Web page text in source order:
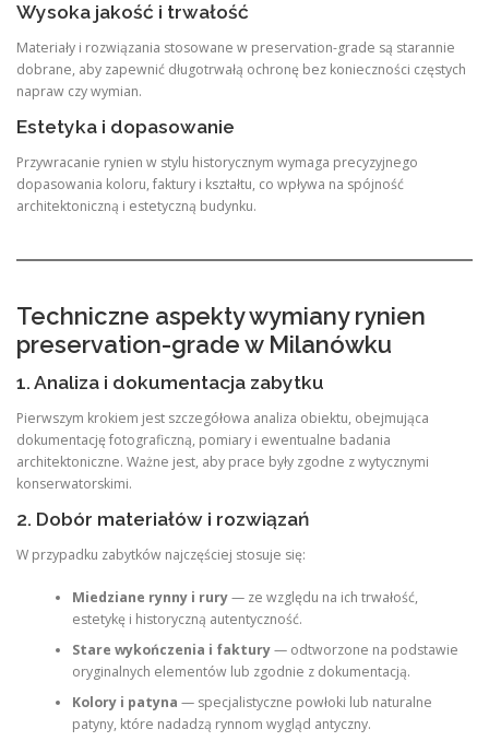
Wysoka jakość i trwałość
Materiały i rozwiązania stosowane w preservation-grade są starannie
dobrane, aby zapewnić długotrwałą ochronę bez konieczności częstych
napraw czy wymian.
Estetyka i dopasowanie
Przywracanie rynien w stylu historycznym wymaga precyzyjnego
dopasowania koloru, faktury i kształtu, co wpływa na spójność
architektoniczną i estetyczną budynku.
Techniczne aspekty wymiany rynien
preservation-grade w Milanówku
1. Analiza i dokumentacja zabytku
Pierwszym krokiem jest szczegółowa analiza obiektu, obejmująca
dokumentację fotograficzną, pomiary i ewentualne badania
architektoniczne. Ważne jest, aby prace były zgodne z wytycznymi
konserwatorskimi.
2. Dobór materiałów i rozwiązań
W przypadku zabytków najczęściej stosuje się:
Miedziane rynny i rury— ze względu na ich trwałość,
estetykę i historyczną autentyczność.
Stare wykończenia i faktury— odtworzone na podstawie
oryginalnych elementów lub zgodnie z dokumentacją.
Kolory i patyna — specjalistyczne powłoki lub naturalne
patyny, które nadadzą rynnom wygląd antyczny.